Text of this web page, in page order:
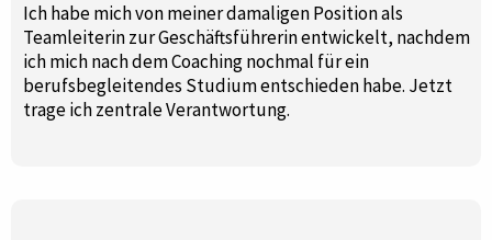
Ich habe mich von meiner damaligen Position als
Teamleiterin zur Geschäftsführerin entwickelt, nachdem
ich mich nach dem Coaching nochmal für ein
berufsbegleitendes Studium entschieden habe. Jetzt
trage ich zentrale Verantwortung.